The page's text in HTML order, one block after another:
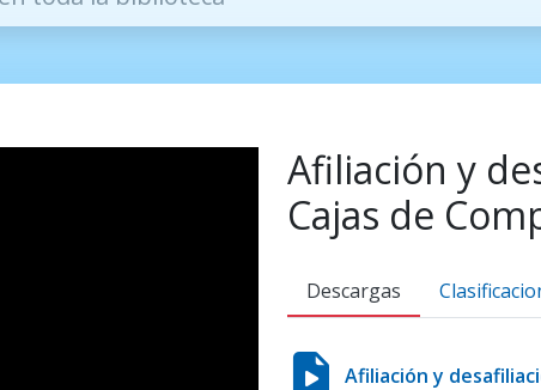
Afiliación y
Cajas de
Descargas
Afiliación y